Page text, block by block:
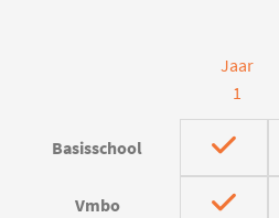
Jaar
1
Basisschool
Vmbo